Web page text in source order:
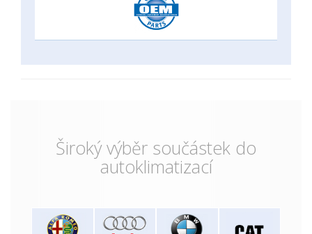
Široký výběr součástek do
autoklimatizací